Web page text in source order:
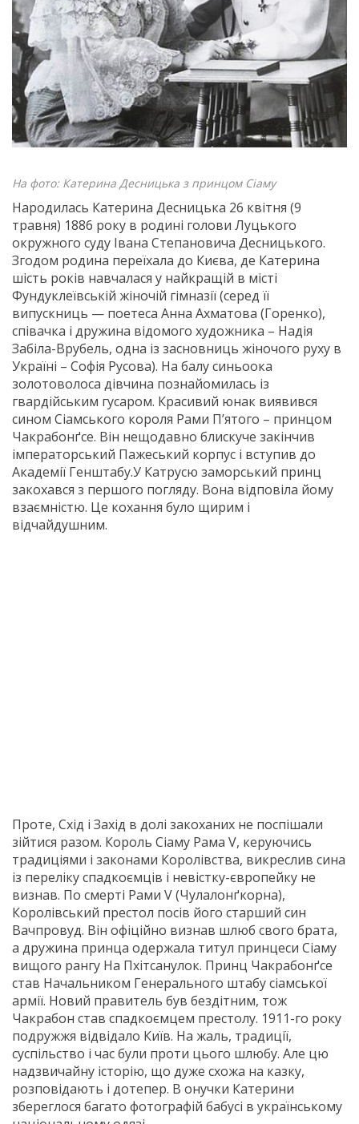
На фото: Катерина Десницька з принцом Сіаму
Народилась Катерина Десницька 26 квітня (9
травня) 1886 року в родині голови Луцького
окружного суду Івана Степановича Десницького.
Згодом родина переїхала до Києва, де Катерина
шість років навчалася у найкращій в місті
Фундуклеївській жіночій гімназії (серед її
випускниць — поетеса Анна Ахматова (Горенко),
співачка і дружина відомого художника – Надія
Забіла-Врубель, одна із засновниць жіночого руху в
Україні – Софія Русова). На балу синьоока
золотоволоса дівчина познайомилась із
гвардійським гусаром. Красивий юнак виявився
сином Сіамського короля Рами П’ятого – принцом
Чакрабонґсе. Він нещодавно блискуче закінчив
імператорський Пажеський корпус і вступив до
Академії Генштабу.У Катрусю заморський принц
закохався з першого погляду. Вона відповіла йому
взаємністю. Це кохання було щирим і
відчайдушним.
Проте, Схід і Захід в долі закоханих не поспішали
зійтися разом. Король Сіаму Рама V, керуючись
традиціями і законами Королівства, викреслив сина
із переліку спадкоємців і невістку-європейку не
визнав. По смерті Рами V (Чулалонґкорна),
Королівський престол посів його старший син
Вачпровуд. Він офіційно визнав шлюб свого брата,
а дружина принца одержала титул принцеси Сіаму
вищого рангу На Пхітсанулок. Принц Чакрабонґсе
став Начальником Генерального штабу сіамської
армії. Новий правитель був бездітним, тож
Чакрабон став спадкоємцем престолу. 1911-го року
подружжя відвідало Київ. На жаль, традиції,
суспільство і час були проти цього шлюбу. Але цю
надзвичайну історію, що дуже схожа на казку,
розповідають і дотепер. В онучки Катерини
збереглося багато фотографій бабусі в українському